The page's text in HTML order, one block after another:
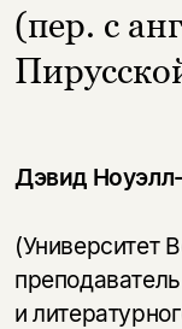
(пер. с
Дэвид
(Университет
и